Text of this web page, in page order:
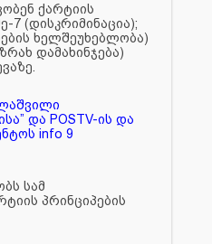
ქარტიის
7 (დისკრიმინაცია);
ხელშეუხებლობა)
დამახინჯება)
და POSTV-ის და
info 9
სამ
პრინციპების